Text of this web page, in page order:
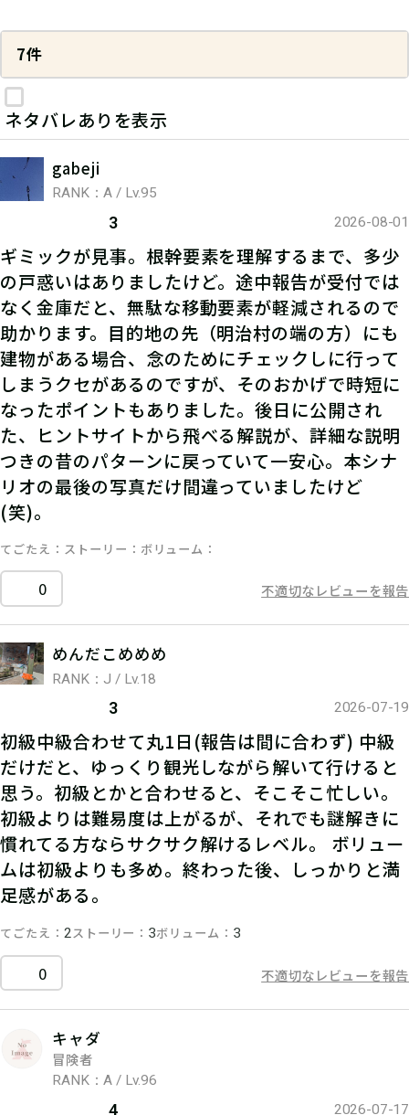
7件
ネタバレありを表示
gabeji
RANK：A / Lv.95
3 2026-08-01
ギミックが見事。根幹要素を理解するまで、多少
の戸惑いはありましたけど。途中報告が受付では
なく金庫だと、無駄な移動要素が軽減されるので
助かります。目的地の先（明治村の端の方）にも
建物がある場合、念のためにチェックしに行って
しまうクセがあるのですが、そのおかげで時短に
なったポイントもありました。後日に公開され
た、ヒントサイトから飛べる解説が、詳細な説明
つきの昔のパターンに戻っていて一安心。本シナ
リオの最後の写真だけ間違っていましたけど
(笑)。
てごたえ ストーリー ボリューム
0 不適切なレビューを報告
めんだこめめめ
RANK：J / Lv.18
3 2026-07-19
初級中級合わせて丸1日(報告は間に合わず) 中級
だけだと、ゆっくり観光しながら解いて行けると
思う。初級とかと合わせると、そこそこ忙しい。
初級よりは難易度は上がるが、それでも謎解きに
慣れてる方ならサクサク解けるレベル。 ボリュー
ムは初級よりも多め。終わった後、しっかりと満
足感がある。
てごたえ 2ストーリー 3ボリューム 3
0 不適切なレビューを報告
キャダ
冒険者
RANK：A / Lv.96
4 2026-07-17